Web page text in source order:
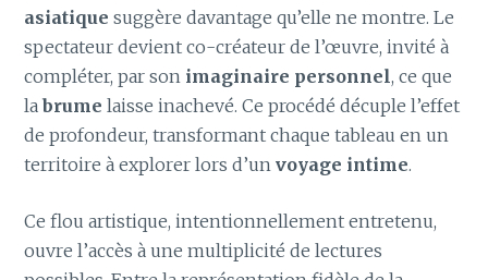
asiatique suggère davantage qu’elle ne montre. Le
spectateur devient co-créateur de l’œuvre, invité à
compléter, par son imaginaire personnel, ce que
labrume laisse inachevé. Ce procédé décuple l’effet
de profondeur, transformant chaque tableau en un
territoire à explorer lors d’unvoyage intime.
Ce flou artistique, intentionnellement entretenu,
ouvre l’accès à une multiplicité de lectures